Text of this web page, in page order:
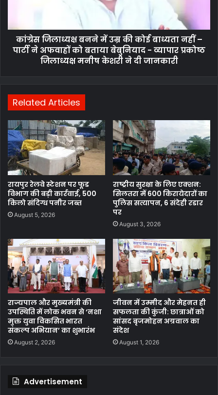
कांग्रेस जिलाध्यक्ष बनने में उम्र की कोई बाध्यता नहीं –
पार्टी ने अफवाहों को बताया बेबुनियाद - व्यापार प्रकोष्ठ
जिलाध्यक्ष मनीष केशरी ने दी जानकारी
Related Articles
रायपुर रेलवे स्टेशन पर फूड
विभाग की बड़ी कार्रवाई, 500
किलो संदिग्ध पनीर जब्त
August 5, 2026
राष्ट्रीय सुरक्षा के लिए एक्शन:
सिलतरा में 600 किरायेदारों का
पुलिस सत्यापन, 6 संदेही रडार
पर
August 3, 2026
राज्यपाल और मुख्यमंत्री की
उपस्थिति में लोक भवन से ‘नशा
मुक्त युवा विकसित भारत
संकल्प अभियान’ का शुभारंभ
August 2, 2026
जीवन में उम्मीद और मेहनत ही
सफलता की कुंजी: छात्राओं को
सांसद बृजमोहन अग्रवाल का
संदेश
August 1, 2026
Advertisement